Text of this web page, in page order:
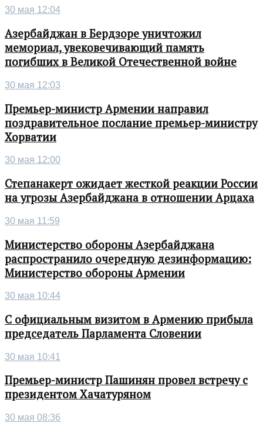
30 мая 12:04
Азербайджан в Бердзоре уничтожил
мемориал, увековечивающий память
погибших в Великой Отечественной войне
30 мая 12:03
Премьер-министр Армении направил
поздравительное послание премьер-министру
Хорватии
30 мая 12:00
Степанакерт ожидает жесткой реакции России
на угрозы Азербайджана в отношении Арцаха
30 мая 11:59
Министерство обороны Азербайджана
распространило очередную дезинформацию:
Министерство обороны Армении
30 мая 10:44
С официальным визитом в Армению прибыла
председатель Парламента Словении
30 мая 10:41
Премьер-министр Пашинян провел встречу с
президентом Хачатуряном
30 мая 08:36